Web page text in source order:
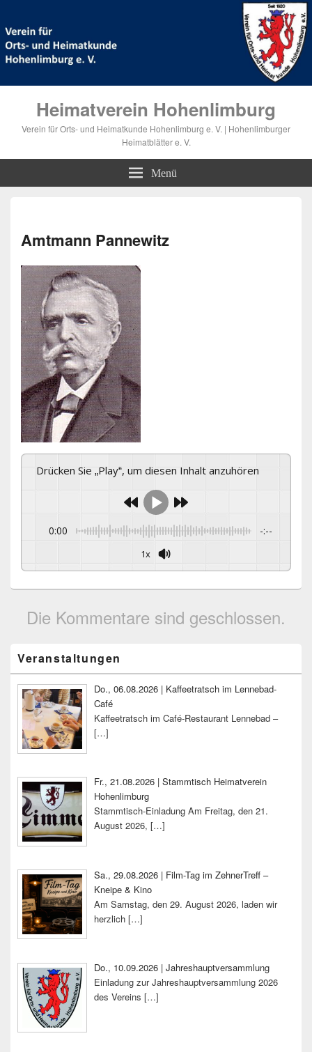
Heimatverein Hohenlimburg
Verein für Orts- und Heimatkunde Hohenlimburg e. V. | Hohenlimburger
Heimatblätter e. V.
Menü
Amtmann Pannewitz
Drücken Sie „Play“, um diesen Inhalt anzuhören
0:00 -:--
1x
Die Kommentare sind geschlossen.
Seitenleisten-
Widgetbereich
Veranstaltungen
Do., 06.08.2026 | Kaffeetratsch im Lennebad-
Café
Kaffeetratsch im Café-Restaurant Lennebad –
[…]
Fr., 21.08.2026 | Stammtisch Heimatverein
Hohenlimburg
Stammtisch-Einladung Am Freitag, den 21.
August 2026, […]
Sa., 29.08.2026 | Film-Tag im ZehnerTreff –
Kneipe & Kino
Am Samstag, den 29. August 2026, laden wir
herzlich […]
Do., 10.09.2026 | Jahreshauptversammlung
Einladung zur Jahreshauptversammlung 2026
des Vereins […]